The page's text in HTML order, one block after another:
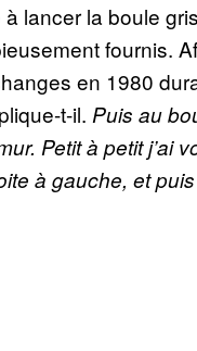
lancer la boule
fournis.
en 1980
t-il. Puis au
Petit à petit j’ai
à gauche, et